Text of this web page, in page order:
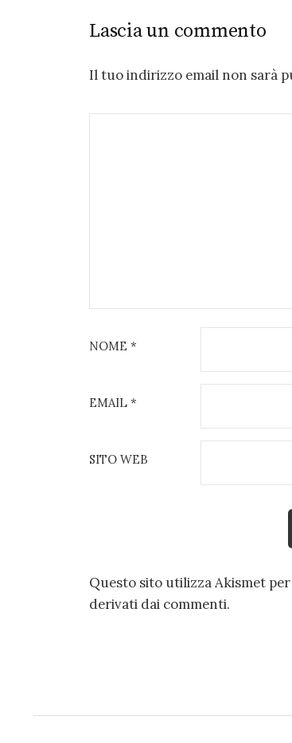
Lascia un commento
Il tuo indirizzo email non sarà
NOME *
EMAIL *
SITO WEB
Questo sito utilizza Akismet
derivati dai commenti.